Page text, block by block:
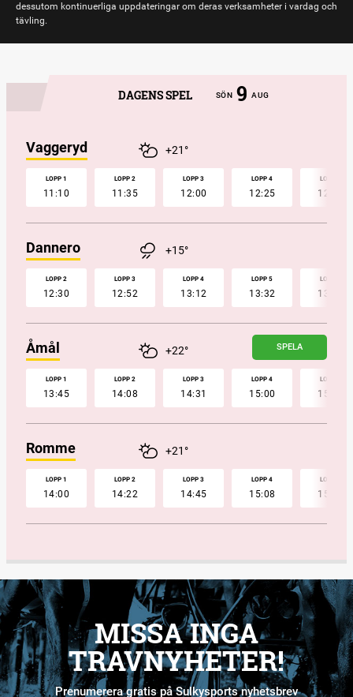
dessutom kontinuerliga uppdateringar om deras verksamheter i vardag och
tävling.
DAGENS SPEL SÖN 9 AUG
Vaggeryd +21°
LOPP 1
11:10
LOPP 2
11:35
LOPP 3
12:00
LOPP 4
12:25
LOPP 5
12:50
Dannero +15°
LOPP 2
12:30
LOPP 3
12:52
LOPP 4
13:12
LOPP 5
13:32
LOPP 6
13:52
Åmål +22° SPELA
LOPP 1
13:45
LOPP 2
14:08
LOPP 3
14:31
LOPP 4
15:00
LOPP 5
15:22
Romme +21°
LOPP 1
14:00
LOPP 2
14:22
LOPP 3
14:45
LOPP 4
15:08
LOPP 5
15:32
MISSA INGA
TRAVNYHETER!
Prenumerera gratis på Sulkysports nyhetsbrev